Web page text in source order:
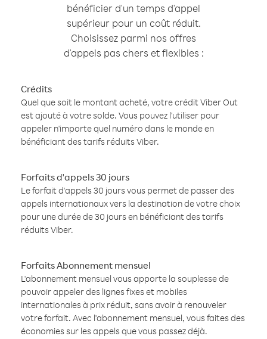
bénéficier d'un temps d'appel
supérieur pour un coût réduit.
Choisissez parmi nos offres
d'appels pas chers et flexibles :
Crédits
Quel que soit le montant acheté, votre crédit Viber Out
est ajouté à votre solde. Vous pouvez l'utiliser pour
appeler n'importe quel numéro dans le monde en
bénéficiant des tarifs réduits Viber.
Forfaits d'appels 30 jours
Le forfait d'appels 30 jours vous permet de passer des
appels internationaux vers la destination de votre choix
pour une durée de 30 jours en bénéficiant des tarifs
réduits Viber.
Forfaits Abonnement mensuel
L'abonnement mensuel vous apporte la souplesse de
pouvoir appeler des lignes fixes et mobiles
internationales à prix réduit, sans avoir à renouveler
votre forfait. Avec l'abonnement mensuel, vous faites des
économies sur les appels que vous passez déjà.